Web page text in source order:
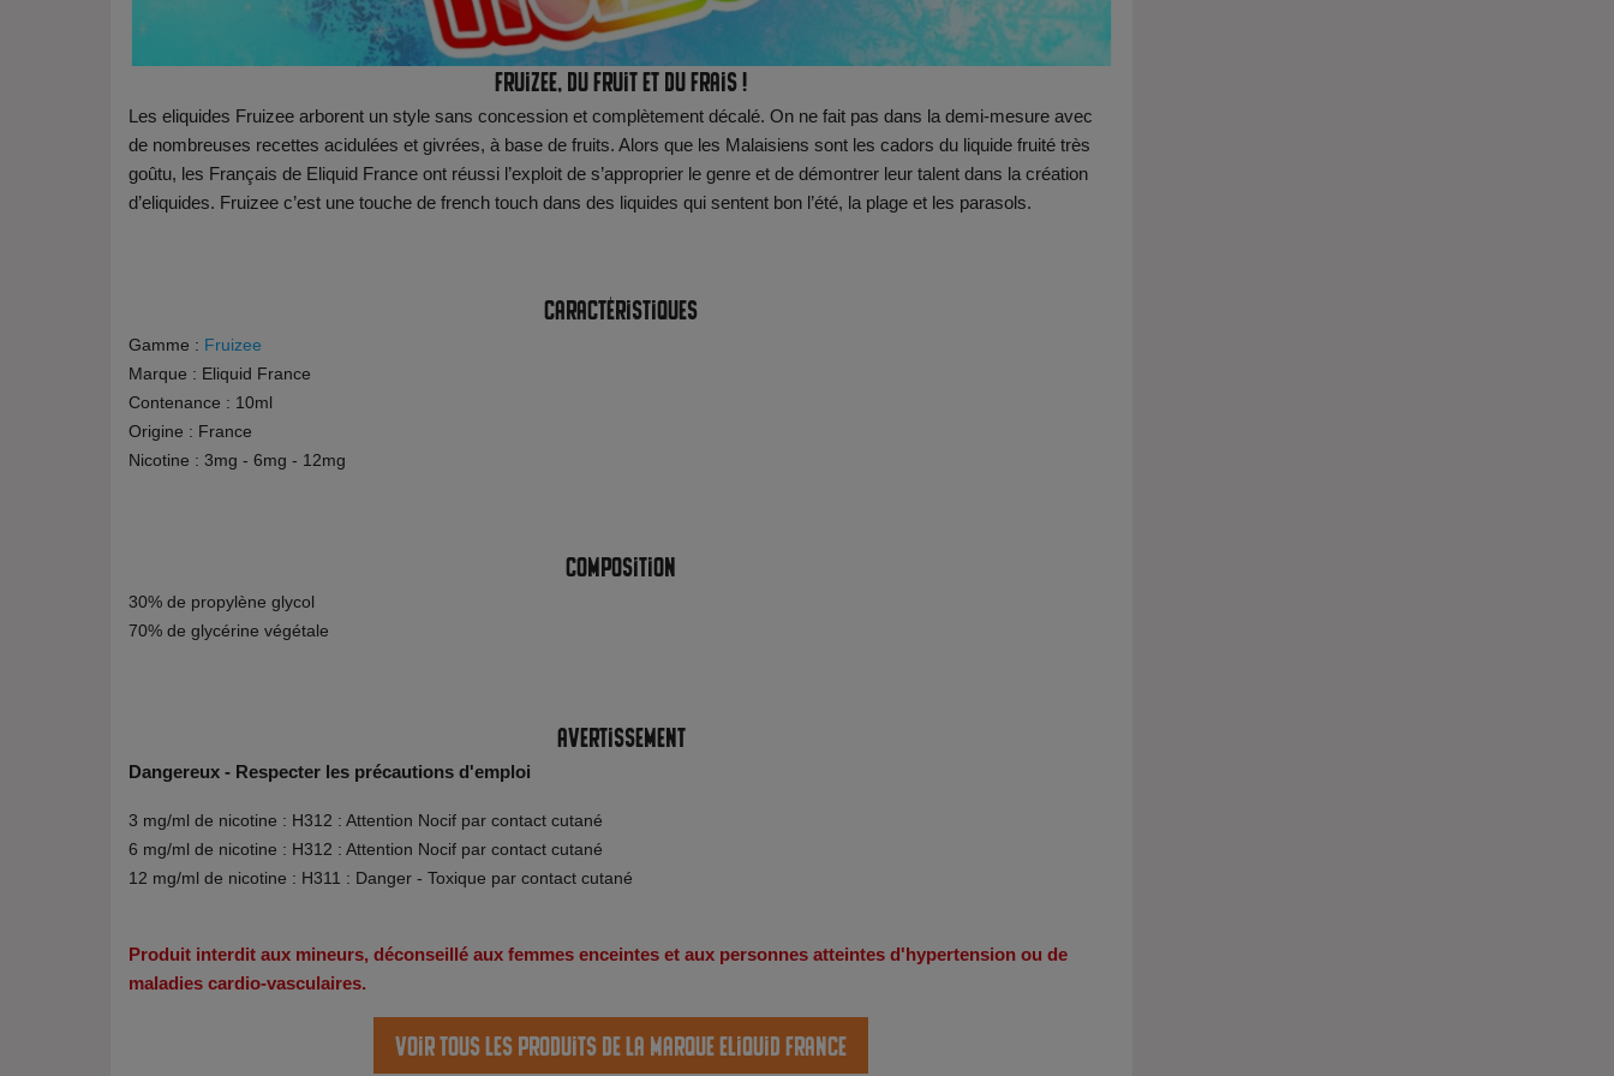
Fruizee, du fruit et du frais !
Les eliquides Fruizee arborent un style sans concession et complètement décalé. On ne fait pas dans la demi-mesure avec
de nombreuses recettes acidulées et givrées, à base de fruits. Alors que les Malaisiens sont les cadors du liquide fruité très
goûtu, les Français de Eliquid France ont réussi l’exploit de s’approprier le genre et de démontrer leur talent dans la création
d’eliquides. Fruizee c’est une touche de french touch dans des liquides qui sentent bon l’été, la plage et les parasols.
Caractéristiques
Gamme : Fruizee
Marque : Eliquid France
Contenance : 10ml
Origine : France
Nicotine : 3mg - 6mg - 12mg
Composition
30% de propylène glycol
70% de glycérine végétale
Avertissement
Dangereux - Respecter les précautions d'emploi
3 mg/ml de nicotine : H312 : Attention Nocif par contact cutané
6 mg/ml de nicotine : H312 : Attention Nocif par contact cutané
12 mg/ml de nicotine : H311 : Danger - Toxique par contact cutané
Produit interdit aux mineurs, déconseillé aux femmes enceintes et aux personnes atteintes d'hypertension ou de
maladies cardio-vasculaires.
Voir tous les produits de la marque Eliquid France